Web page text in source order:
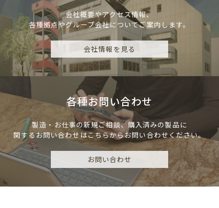
会社概要やアクセス情報、
各種拠点やグループ会社についてご案内します。
会社情報を見る
各種お問い合わせ
製造・お仕事の新規ご相談、 購入済みの製品に
関するお問い合わせはこちらからお問い合わせください。
お問い合わせ